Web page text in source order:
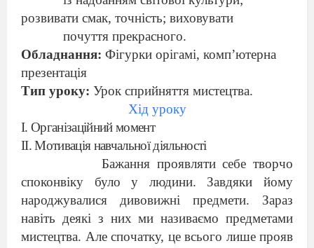
розвивати смак, точність; виховувати
почуття прекрасного.
Обладнання: Фігурки орігамі, комп’ютерна
презентація
Тип уроку: Урок сприйняття мистецтва.
Хід уроку
І. Організаційний момент
ІІ. Мотивація навчальної діяльності
Бажання проявляти себе творчо
споконвіку було у людини. Завдяки йому
народжувалися дивовижні предмети. Зараз
навіть деякі з них ми називаємо предметами
мистецтва. Але спочатку, це всього лише прояв